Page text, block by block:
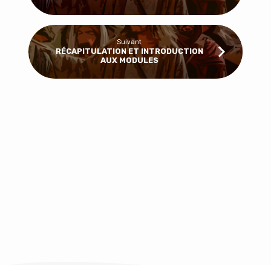
Suivant
RÉCAPITULATION ET INTRODUCTION
AUX MODULES